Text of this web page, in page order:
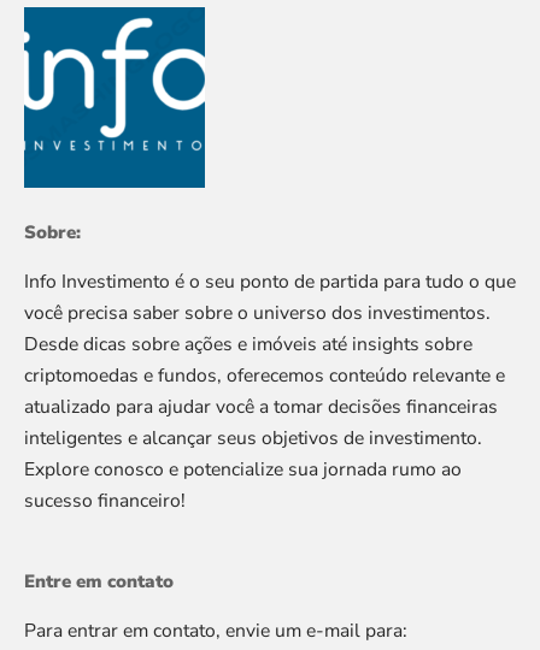
Sobre:
Info Investimento é o seu ponto de partida para tudo o que
você precisa saber sobre o universo dos investimentos.
Desde dicas sobre ações e imóveis até insights sobre
criptomoedas e fundos, oferecemos conteúdo relevante e
atualizado para ajudar você a tomar decisões financeiras
inteligentes e alcançar seus objetivos de investimento.
Explore conosco e potencialize sua jornada rumo ao
sucesso financeiro!
Entre em contato
Para entrar em contato, envie um e-mail para: